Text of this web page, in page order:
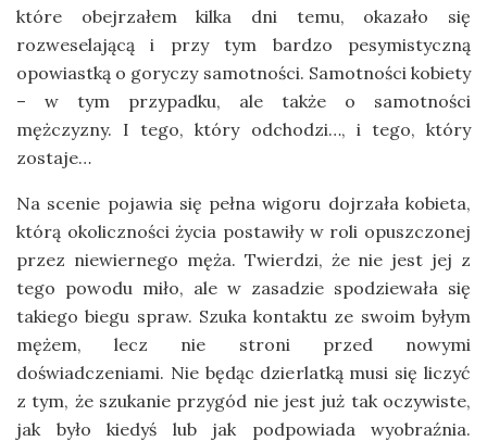
które obejrzałem kilka dni temu, okazało się
rozweselającą i przy tym bardzo pesymistyczną
opowiastką o goryczy samotności. Samotności kobiety
– w tym przypadku, ale także o samotności
mężczyzny. I tego, który odchodzi…, i tego, który
zostaje…
Na scenie pojawia się pełna wigoru dojrzała kobieta,
którą okoliczności życia postawiły w roli opuszczonej
przez niewiernego męża. Twierdzi, że nie jest jej z
tego powodu miło, ale w zasadzie spodziewała się
takiego biegu spraw. Szuka kontaktu ze swoim byłym
mężem, lecz nie stroni przed nowymi
doświadczeniami. Nie będąc dzierlatką musi się liczyć
z tym, że szukanie przygód nie jest już tak oczywiste,
jak było kiedyś lub jak podpowiada wyobraźnia.